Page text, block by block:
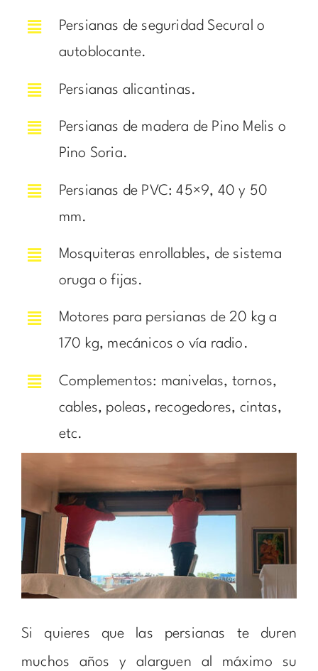
Persianas de seguridad Secural o
autoblocante.
Persianas alicantinas.
Persianas de madera de Pino Melis o
Pino Soria.
Persianas de PVC: 45×9, 40 y 50
mm.
Mosquiteras enrollables, de sistema
oruga o fijas.
Motores para persianas de 20 kg a
170 kg, mecánicos o vía radio.
Complementos: manivelas, tornos,
cables, poleas, recogedores, cintas,
etc.
Si quieres que las persianas te duren
muchos años y alarguen al máximo su